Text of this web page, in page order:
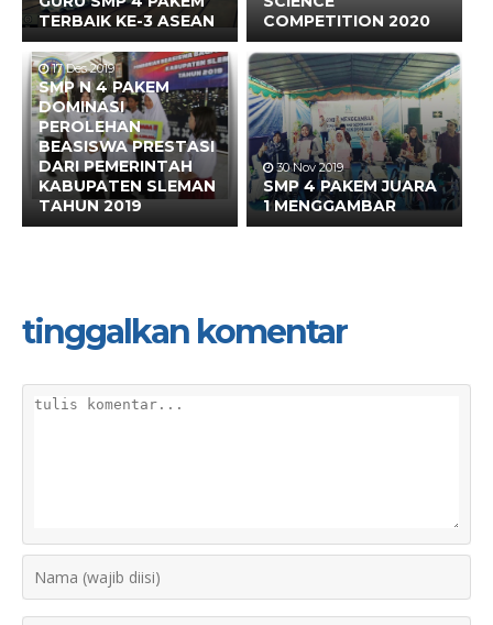
TERBAIK KE-3 ASEAN
COMPETITION 2020
17 Des 2019
SMP N 4 PAKEM
DOMINASI
PEROLEHAN
BEASISWA PRESTASI
DARI PEMERINTAH
KABUPATEN SLEMAN
TAHUN 2019
30 Nov 2019
SMP 4 PAKEM JUARA
1 MENGGAMBAR
tinggalkan komentar